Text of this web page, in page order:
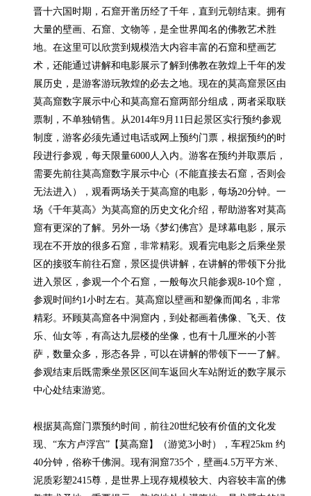
晋十六国时期，石窟开凿历经了千年，直到元朝结束。拥有
大量的壁画、石窟、文物等，是全世界闻名的佛教艺术胜
地。在这里可以欣赏到规模浩大内容丰富的石窟和壁画艺
术，还能通过讲解和电影展示了解到佛教在敦煌上千年的发
展历史，是游客游玩敦煌的必去之地。现在的莫高窟景区由
莫高窟数字展示中心和莫高窟石窟两部分组成，两者采取联
票制，不单独销售。从2014年9月11日起景区实行预约参观
制度，游客必须先通过电话或网上预约门票，根据预约的时
段进行参观，每天限量6000人入内。游客在预约并取票后，
需要先前往莫高窟数字展示中心（不能直接去石窟，否则会
无法进入），观看两场关于莫高窟的电影，每场20分钟。一
场《千年莫高》为莫高窟的历史文化介绍，帮助游客对莫高
窟有更深的了解。另外一场《梦幻佛宫》是球幕电影，展示
现在不开放的很多石窟，非常精彩。观看完电影之后乘坐景
区的接驳车前往石窟，景区提供讲解，在讲解的带领下分批
进入景区，参观一个个石窟，一般每次只能参观8-10个窟，
参观时间约1小时左右。莫高窟以壁画和塑像而闻名，非常
精彩。环顾莫高窟各中洞窟内，到处都画着佛像、飞天、伎
乐、仙女等，有高达九层楼的坐像，也有十几厘米的小菩
萨，数量众多，形态各异，可以在讲解的带领下一一了解。
参观结束后既需乘坐景区区间车返回火车站附近的数字展示
中心处结束游览。
根据莫高窟门票预约时间，前往20世纪较有价值的文化发
现、“东方卢浮宫”【莫高窟】（游览3小时），车程25km 约
40分钟，俗称千佛洞。现有洞窟735个，壁画4.5万平方米、
泥质彩塑2415尊，是世界上现存规模较大、内容较丰富的佛